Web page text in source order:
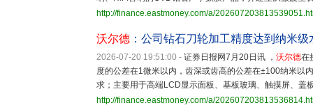
http://finance.eastmoney.com/a/
沃尔德 ：公司钻石刀轮加工精度达到纳米
2026-07-20 19:51:00 - 证券日报网7月20日讯 ， 沃尔德在
度的公差在1微米以内，齿深或齿高的公差在±100纳米以
求；主要用于高端LCD显示面板、基板玻璃、触摸屏、盖
http://finance.eastmoney.com/a/